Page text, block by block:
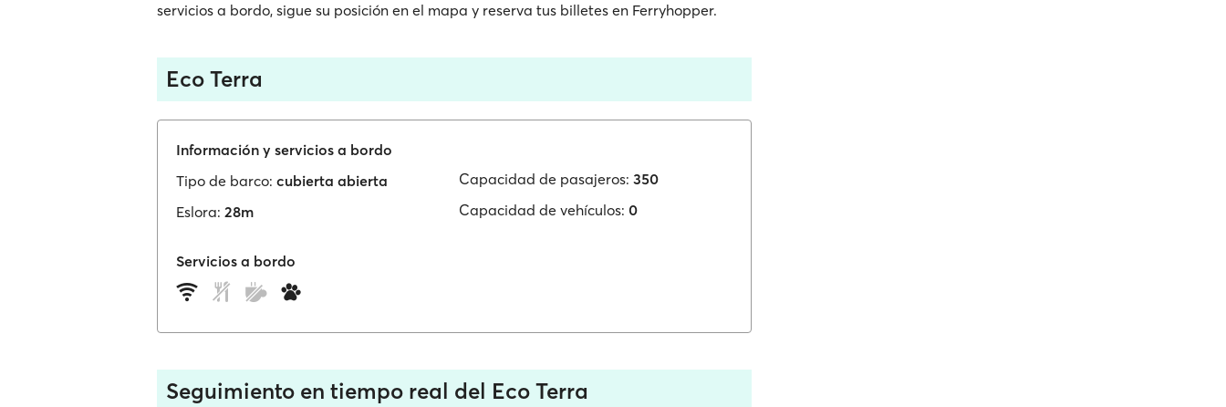
servicios a bordo, sigue su posición en el mapa y reserva tus billetes en Ferryhopper.
Eco Terra
Información y servicios a bordo
Tipo de barco: cubierta abierta
Eslora: 28m
Capacidad de pasajeros: 350
Capacidad de vehículos: 0
Servicios a bordo
Seguimiento en tiempo real del Eco Terra